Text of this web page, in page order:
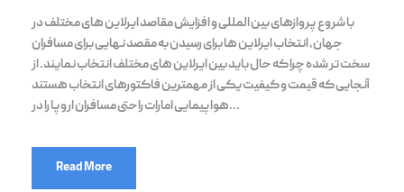
با شروع پروازهای بین المللی و افزایش مقاصد ایرلاین های مختلف در
جهان، انتخاب ایرلاین ها برای رسیدن به مقصد نهایی برای مسافران
سخت تر شده چرا که حال باید بین ایرلاین های مختلف انتخاب نمایند. از
آنجایی که قیمت و کیفیت یکی از مهمترین فاکتورهای انتخاب هستند
هواپیمایی امارات راحتی مسافران اروپا را در...
Read More